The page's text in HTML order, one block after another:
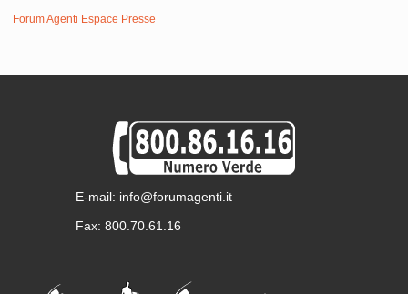
Forum Agenti Espace Presse
E-mail: info@forumagenti.it
Fax: 800.70.61.16